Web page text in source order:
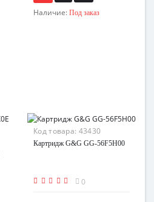
Наличие: Под заказ
Код товара: 43430
Картридж G&G GG-56F5H00
0